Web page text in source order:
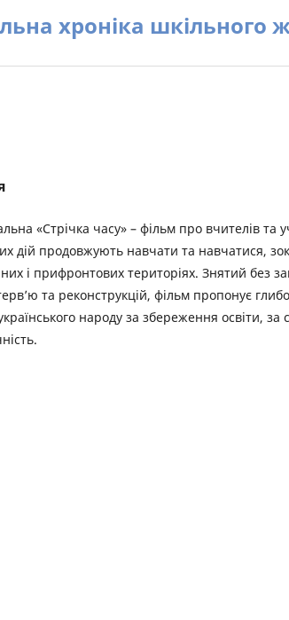
хроніка шкільного
«Стрічка часу» – фільм про вчителів та
дій продовжують навчати та навчатися,
і прифронтових територіях. Знятий без
та реконструкцій, фільм пропонує
народу за збереження освіти, за